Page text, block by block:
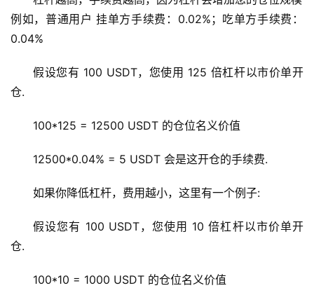
闻
分
例如，普通用户 挂单方手续费：0.02%；吃单方手续费：
0.04%
假设您有 100 USDT，您使用 125 倍杠杆以市价单开
仓.
100*125 = 12500 USDT 的仓位名义价值
12500*0.04% = 5 USDT 会是这开仓的手续费.
如果你降低杠杆，费用越小，这里有一个例子:
假设您有 100 USDT，您使用 10 倍杠杆以市价单开
仓.
100*10 = 1000 USDT 的仓位名义价值